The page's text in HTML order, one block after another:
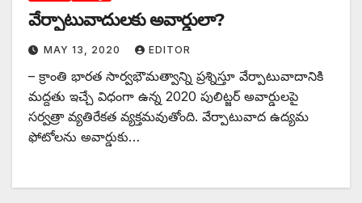
వేర్పాటువాదులకు అవార్డులా?
MAY 13, 2020 EDITOR
– క్రాంతి భారత సార్వభౌమత్వాన్ని ప్రశ్నిస్తూ వేర్పాటువాదానికి
మద్దతు ఇచ్చే విధంగా ఉన్న 2020 పులిట్జర్‌ అవార్డులపై
సర్వత్రా వ్యతిరేకత వ్యక్తమవుతోంది. వేర్పాటువాద ఉద్యమ
ఫోటోలను అవార్డుకు…